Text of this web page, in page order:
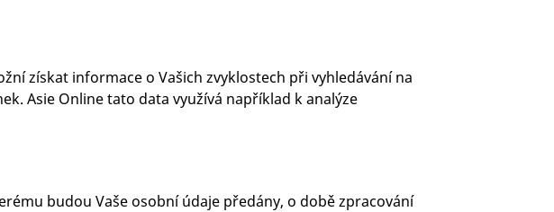
získat informace o Vašich zvyklostech při vyhledávání na
Asie Online tato data využívá například k analýze
budou Vaše osobní údaje předány, o době zpracování